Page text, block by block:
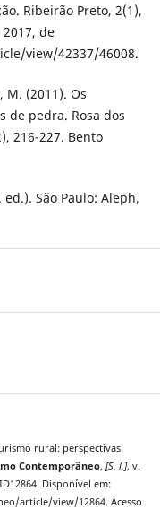
Ribeirão Preto, 2(1),
de
view/42337/46008.
M. (2011). Os
de pedra. Rosa dos
216-227. Bento
São Paulo: Aleph,
rural: perspectivas
Contemporâneo, [S. l.], v.
Disponível em:
article/view/12864. Acesso